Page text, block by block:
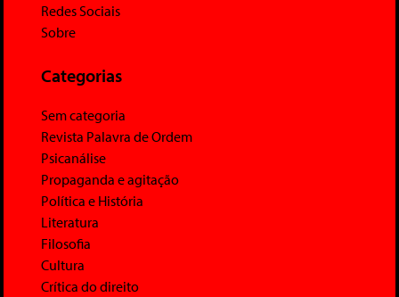
Redes Sociais
Sobre
Categorias
Sem categoria
Revista Palavra de Ordem
Psicanálise
Propaganda e agitação
Política e História
Literatura
Filosofia
Cultura
Crítica do direito